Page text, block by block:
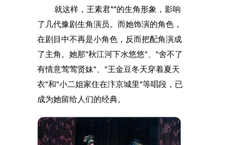
就这样，王素君**的生角形象，影响
了几代豫剧生角演员。而她饰演的角色，
在剧目中不再是小角色，反而把配角演成
了主角。她那"秋江河下水悠悠"、"舍不了
有情意莺莺贤妹"、"王金豆冬天穿着夏天
衣"和"小二姐家住在汴京城里"等唱段， 已
成为她留给人们的经典。